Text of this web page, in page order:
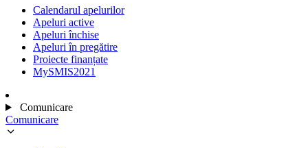
Calendarul apelurilor
Apeluri active
Apeluri închise
Apeluri în pregătire
Proiecte finanțate
MySMIS2021
Comunicare
Comunicare